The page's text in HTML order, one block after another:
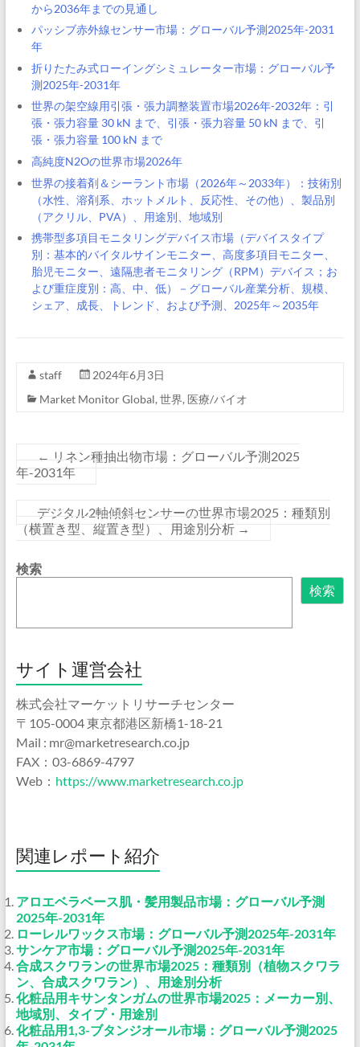
から2036年までの見通し
パッシブ赤外線センサー市場：グローバル予測2025年-2031
年
折りたたみ式ローイングシミュレーター市場：グローバル予
測2025年-2031年
世界の架空線用引張・張力調整装置市場2026年-2032年：引
張・張力容量 30 kN まで、引張・張力容量 50 kN まで、引
張・張力容量 100 kN まで
高純度N2Oの世界市場2026年
世界の接着剤＆シーラント市場（2026年～2033年）：技術別
（水性、溶剤系、ホットメルト、反応性、その他）、製品別
（アクリル、PVA）、用途別、地域別
携帯型多項目モニタリングデバイス市場（デバイスタイプ
別：基本的バイタルサインモニター、高度多項目モニター、
胎児モニター、遠隔患者モニタリング（RPM）デバイス；お
よび重症度別：高、中、低）－グローバル産業分析、規模、
シェア、成長、トレンド、および予測、2025年～2035年
staff
2024年6月3日
Market Monitor Global, 世界, 医療/バイオ
← リネン種抽出物市場：グローバル予測2025
年-2031年
デジタル2軸傾斜センサーの世界市場2025：種類別
（横置き型、縦置き型）、用途別分析 →
検索
検索
サイト運営会社
株式会社マーケットリサーチセンター
〒105-0004 東京都港区新橋1-18-21
Mail : mr@marketresearch.co.jp
FAX：03-6869-4797
Web： https://www.marketresearch.co.jp
関連レポート紹介
アロエベラベース肌・髪用製品市場：グローバル予測
2025年-2031年
ローレルワックス市場：グローバル予測2025年-2031年
サンケア市場：グローバル予測2025年-2031年
合成スクワランの世界市場2025：種類別（植物スクワラ
ン、合成スクワラン）、用途別分析
化粧品用キサンタンガムの世界市場2025：メーカー別、
地域別、タイプ・用途別
化粧品用1,3-ブタンジオール市場：グローバル予測2025